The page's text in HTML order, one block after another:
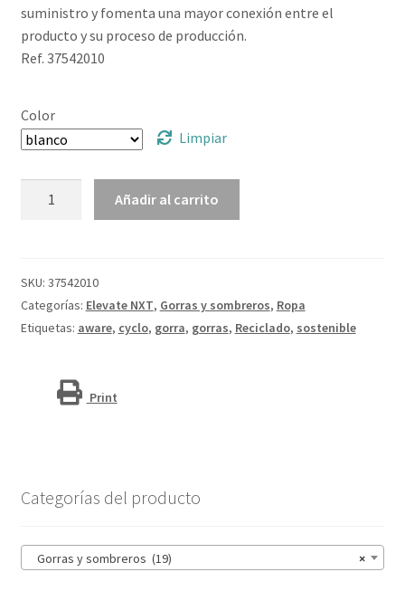
suministro y fomenta una mayor conexión entre el
producto y su proceso de producción.
Ref. 37542010
Color
Limpiar
de
seis
paneles
cantidad
Añadir al carrito
SKU: 37542010
Categorías: Elevate NXT, Gorras y sombreros, Ropa
Etiquetas: aware, cyclo, gorra, gorras, Reciclado, sostenible
Print
Categorías del producto
×
Gorras y sombreros (19)